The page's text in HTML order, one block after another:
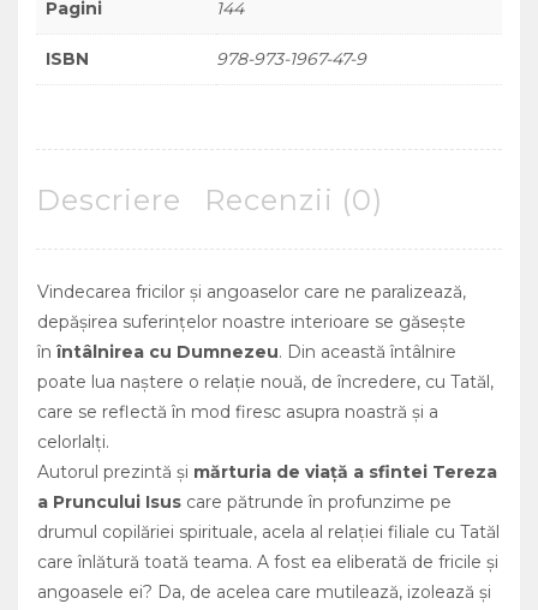
Pagini 144
ISBN 978-973-1967-47-9
Descriere Recenzii (0)
Vindecarea fricilor şi angoaselor care ne paralizează,
depăşirea suferinţelor noastre interioare se găseşte
în întâlnirea cu Dumnezeu. Din această întâlnire
poate lua naştere o relaţie nouă, de încredere, cu Tatăl,
care se reflectă în mod firesc asupra noastră şi a
celorlalţi.
Autorul prezintă şi mărturia de viaţă a sfintei Tereza
a Pruncului Isus care pătrunde în profunzime pe
drumul copilăriei spirituale, acela al relaţiei filiale cu Tatăl
care înlătură toată teama. A fost ea eliberată de fricile şi
angoasele ei? Da, de acelea care mutilează, izolează şi